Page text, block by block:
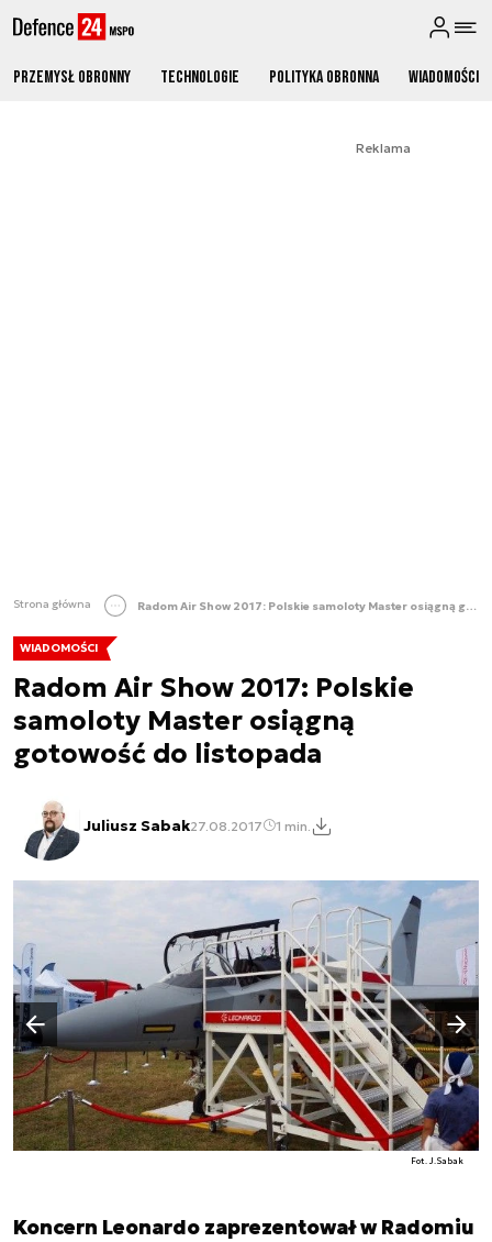
Przemysł obronny Technologie Polityka obronna Wiadomości
Reklama
Strona główna Radom Air Show 2017: Polskie samoloty Master osiągną gotowość do listopada
WIADOMOŚCI
Radom Air Show 2017: Polskie
samoloty Master osiągną
gotowość do listopada
Juliusz Sabak27.08.2017 1 min.
Fot. J.Sabak
Poprzedni slajd
Następny slajd
Koncern Leonardo zaprezentował w Radomiu